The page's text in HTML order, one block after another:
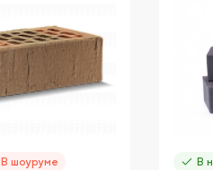
В шоуруме В